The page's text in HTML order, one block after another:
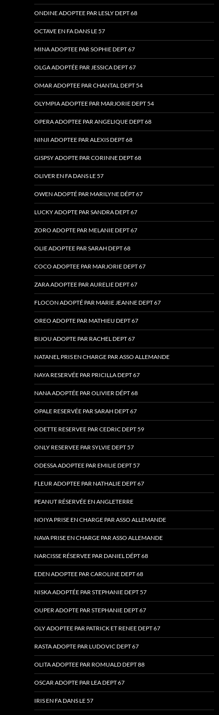
ONDINE ADOPTEE PAR LESLY DEPT 68
OCTAVE EN FA DANS LE 57
MINA ADOPTEE PAR SOPHIE DEPT 67
OLGA ADOPTÉE PAR JESSICA DEPT 67
OMAR ADOPTEE PAR CHANTAL DEPT 54
OLYMPIA ADOPTEE PAR MARJORIE DEPT 54
OPERA ADOPTEE PAR ANGELIQUE DEPT 68
NINJI ADOPTEE PAR ALEXIS DEPT 68
GISPSY ADOPTE PAR CORINNE DEPT 68
OLIVER EN FA DANS LE 57
OWEN ADOPTÉ PAR MARILYNE DÉPT 67
LUCKY ADOPTE PAR SANDRA DEPT 67
ZORO ADOPTE PAR MELANIE DEPT 67
OLIE ADOPTEE PAR SARAH DEPT 68
COCO ADOPTEE PAR MARJORIE DEPT 67
ZARA ADOPTEE PAR AURELIE DEPT 67
FLOCON ADOPTÉ PAR MARIE JEANNE DEPT 67
OREO ADOPTE PAR MATHIEU DEPT 67
BIJOU ADOPTE PAR RACHEL DEPT 67
NATANEL PRIS EN CHARGE PAR ASSO ALLEMANDE
NAYA RESERVÉE PAR PRICILLA DEPT 67
NANA ADOPTÉE PAR OLIVIER DÉPT 68
OPALE RESERVÉE PAR SARAH DEPT 67
ODETTE RESERVEE PAR CEDRIC DEPT 59
ONLY RESERVEE PAR SYLVIE DEPT 57
ODESSA ADOPTEE PAR EMILIE DEPT 57
FLEUR ADOPTEE PAR NATHALIE DEPT 67
PEANUT RÉSERVÉE EN ANGLETERRE
NOIYA PRISE EN CHARGE PAR ASSO ALLEMANDE
NAVA PRISE EN CHARGE PAR ASSO ALLEMANDE
NARCISSE RÉSERVEE PAR DANIEL DÉPT 68
EDEN ADOPTEE PAR CAROLINE DEPT 68
NISKA ADOPTÉE PAR STEPHANIE DEPT 57
OUPER ADOPTE PAR STEPHANIE DEPT 67
OLY ADOPTEE PAR PATRICK ET RENEE DEPT 67
RASTA ADOPTE PAR LUDOVIC DEPT 67
OLITA ADOPTEE PAR ROMUALD DEPT 88
OSCAR ADOPTE PAR LEA DEPT 67
IRIS EN FA DANS LE 57